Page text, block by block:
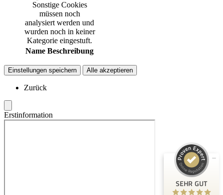
Sonstige Cookies
müssen noch
analysiert werden und
wurden noch in keiner
Kategorie eingestuft.
Name Beschreibung
Einstellungen speichern Alle akzeptieren
Zurück
Erstinformation
SEHR GUT
SEHR GUT
53
Bewertungen auf
ProvenExpert.com